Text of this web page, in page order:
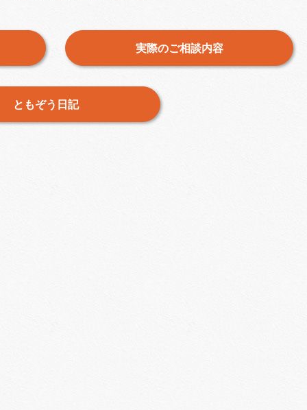
実際のご相談内容
ともぞう日記